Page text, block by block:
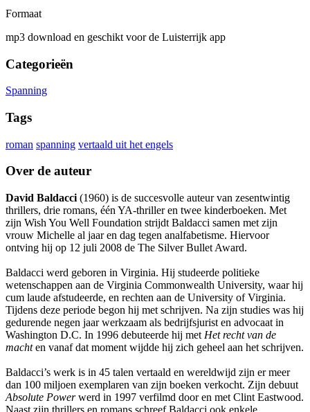
Formaat
mp3 download en geschikt voor de Luisterrijk app
Categorieën
Spanning
Tags
roman spanning vertaald uit het engels
Over de auteur
David Baldacci (1960) is de succesvolle auteur van zesentwintig
thrillers, drie romans, één YA-thriller en twee kinderboeken. Met
zijn Wish You Well Foundation strijdt Baldacci samen met zijn
vrouw Michelle al jaar en dag tegen analfabetisme. Hiervoor
ontving hij op 12 juli 2008 de The Silver Bullet Award.
Baldacci werd geboren in Virginia. Hij studeerde politieke
wetenschappen aan de Virginia Commonwealth University, waar hij
cum laude afstudeerde, en rechten aan de University of Virginia.
Tijdens deze periode begon hij met schrijven. Na zijn studies was hij
gedurende negen jaar werkzaam als bedrijfsjurist en advocaat in
Washington D.C. In 1996 debuteerde hij met Het recht van de
machten vanaf dat moment wijdde hij zich geheel aan het schrijven.
Baldacci’s werk is in 45 talen vertaald en wereldwijd zijn er meer
dan 100 miljoen exemplaren van zijn boeken verkocht. Zijn debuut
Absolute Powerwerd in 1997 verfilmd door en met Clint Eastwood.